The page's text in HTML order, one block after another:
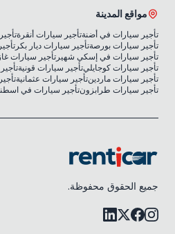
مواقع المدينة
تأجير سيارات في أضنةتأجير سيارات أنقرة
تأجير سيارات بورصةتأجير سيارات ديار بكر
تأجير سيارات في إسكي شهيرتأجير سيارات
تأجير سيارات كوجايليتأجير سيارات قونية
تأجير سيارات ماردينتأجير سيارات عثمانية
تأجير سيارات طرابزونتأجير سيارات في
جميع الحقوق محفوظة.